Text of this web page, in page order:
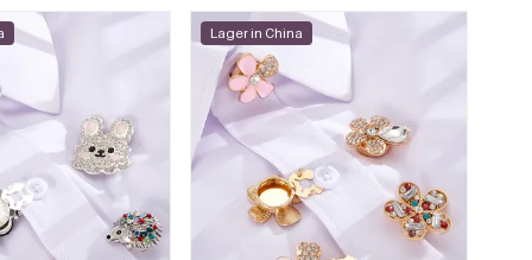
Lager in China